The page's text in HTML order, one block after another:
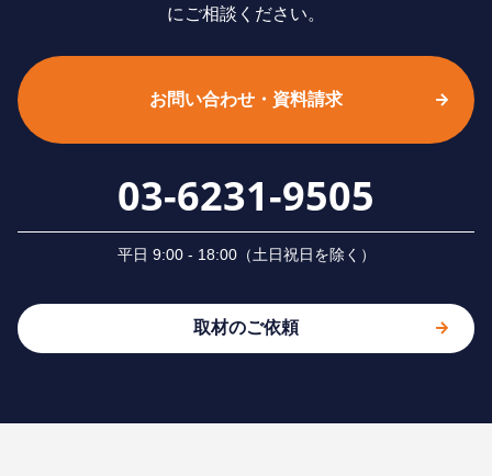
にご相談ください。
お問い合わせ・資料請求
03-6231-9505
平⽇ 9:00 - 18:00（⼟⽇祝⽇を除く）
取材のご依頼